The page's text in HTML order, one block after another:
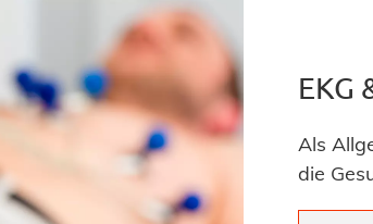
EKG
Als
die